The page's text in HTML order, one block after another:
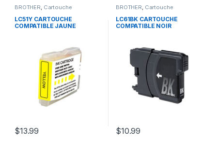
BROTHER, Cartouche
Compatible Brother
LC51Y CARTOUCHE
COMPATIBLE JAUNE
$13.99
BROTHER, Cartouche
Compatible Brother
LC61BK CARTOUCHE
COMPATIBLE NOIR
$10.99